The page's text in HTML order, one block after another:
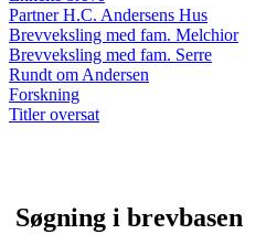
Partner H.C. Andersens Hus
Brevveksling med fam. Melchior
Brevveksling med fam. Serre
Rundt om Andersen
Forskning
Titler oversat
Søgning i brevbasen